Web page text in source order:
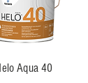
Aqua 40